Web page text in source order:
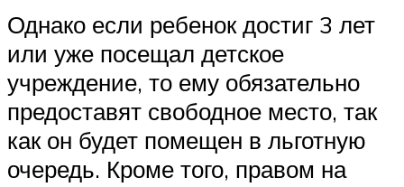
Однако если ребенок достиг 3 лет
или уже посещал детское
учреждение, то ему обязательно
предоставят свободное место, так
как он будет помещен в льготную
очередь. Кроме того, правом на